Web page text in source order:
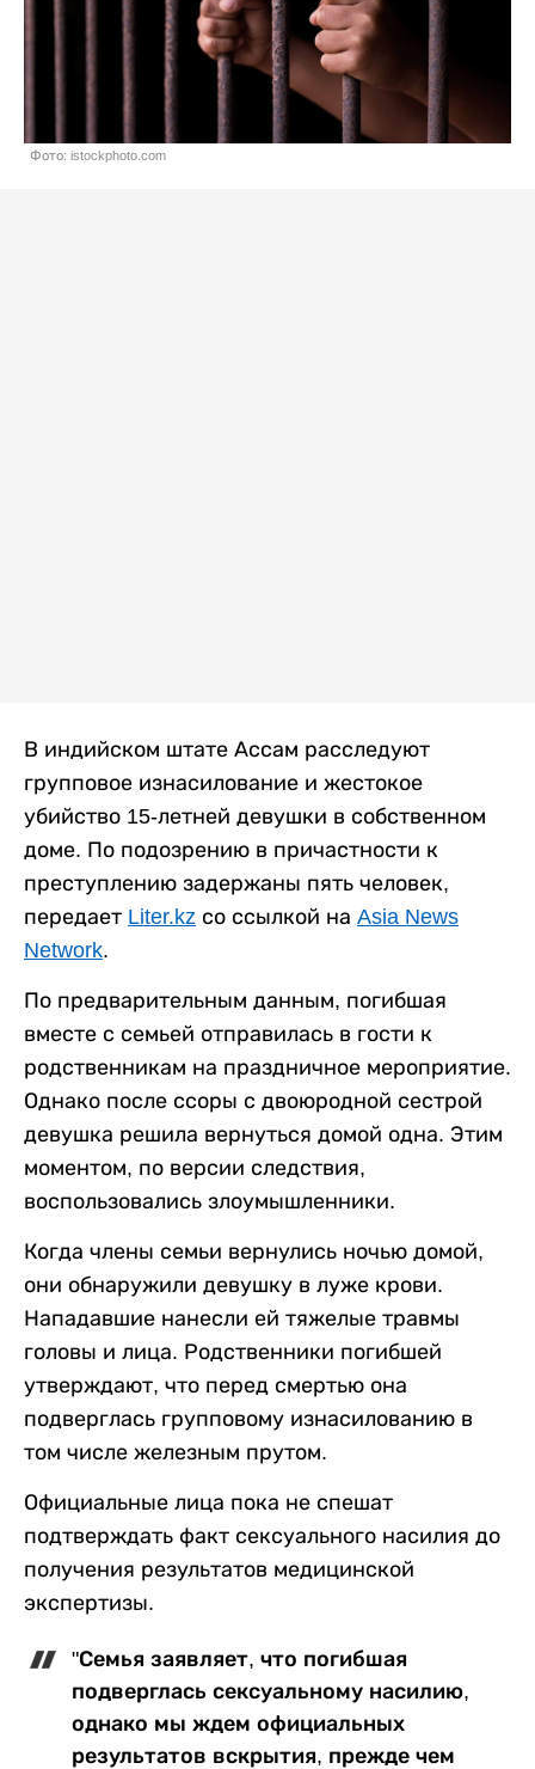
Фото: istockphoto.com
В индийском штате Ассам расследуют
групповое изнасилование и жестокое
убийство 15-летней девушки в собственном
доме. По подозрению в причастности к
преступлению задержаны пять человек,
передает Liter.kz со ссылкой на Asia News
Network.
По предварительным данным, погибшая
вместе с семьей отправилась в гости к
родственникам на праздничное мероприятие.
Однако после ссоры с двоюродной сестрой
девушка решила вернуться домой одна. Этим
моментом, по версии следствия,
воспользовались злоумышленники.
Когда члены семьи вернулись ночью домой,
они обнаружили девушку в луже крови.
Нападавшие нанесли ей тяжелые травмы
головы и лица. Родственники погибшей
утверждают, что перед смертью она
подверглась групповому изнасилованию в
том числе железным прутом.
Официальные лица пока не спешат
подтверждать факт сексуального насилия до
получения результатов медицинской
экспертизы.
"Семья заявляет, что погибшая
подверглась сексуальному насилию,
однако мы ждем официальных
результатов вскрытия, прежде чем